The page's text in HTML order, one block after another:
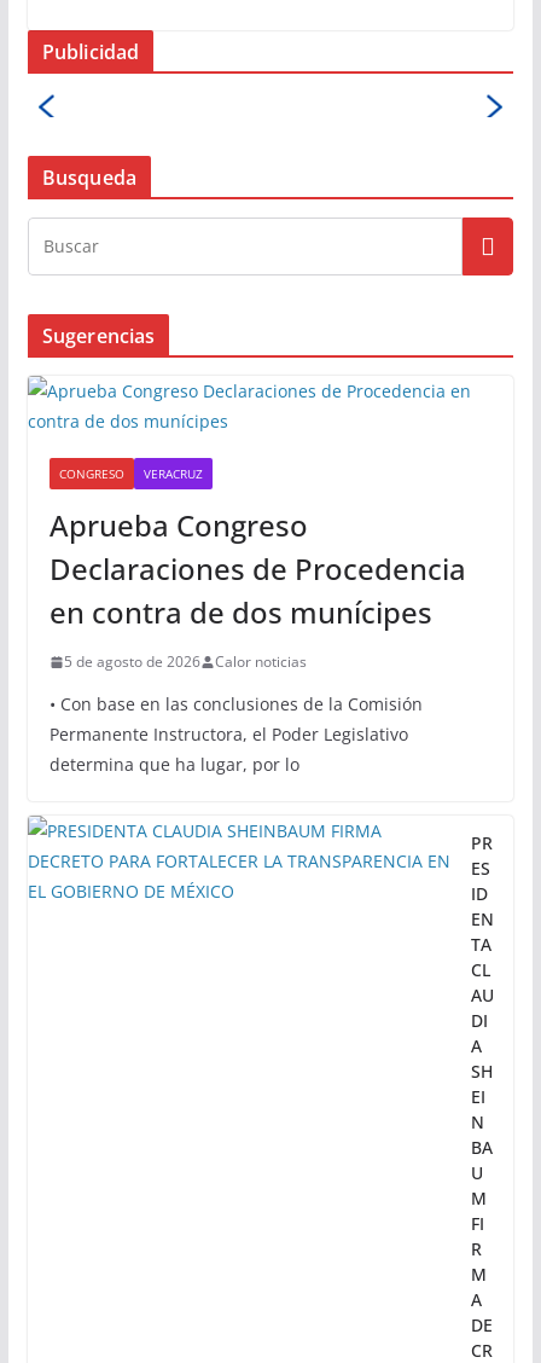
Publicidad
Busqueda
Sugerencias
CONGRESO VERACRUZ
Aprueba Congreso
Declaraciones de Procedencia
en contra de dos munícipes
5 de agosto de 2026 Calor noticias
• Con base en las conclusiones de la Comisión
Permanente Instructora, el Poder Legislativo
determina que ha lugar, por lo
PR
ES
ID
EN
TA
CL
AU
DI
A
SH
EI
N
BA
U
M
FI
R
M
A
DE
CR